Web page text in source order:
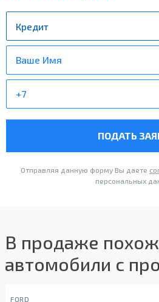
ПОДАТЬ
Отправляя данную форму Вы даете
персональных
В продаже
автомобили с
FORD